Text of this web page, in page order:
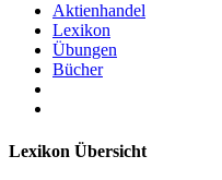
Aktienhandel
Lexikon
Übungen
Bücher
Lexikon Übersicht